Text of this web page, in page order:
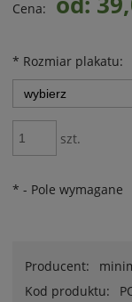
Cena:
* Rozmiar plakatu:
szt.
* - Pole wymagane
Producent:
Kod produktu: